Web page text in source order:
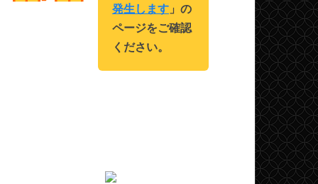
発生します 」の
ページをご確認
ください。